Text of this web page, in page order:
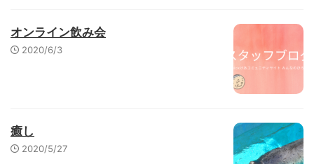
オンライン飲み会
2020/6/3
癒し
2020/5/27